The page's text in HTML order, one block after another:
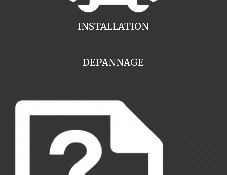
INSTALLATION
DEPANNAGE